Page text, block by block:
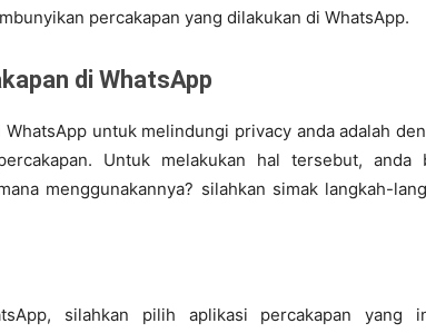
percakapan yang dilakukan di WhatsApp.
di WhatsApp
untuk melindungi privacy anda adalah
Untuk melakukan hal tersebut, anda
menggunakannya? silahkan simak langkah-
silahkan pilih aplikasi percakapan yang